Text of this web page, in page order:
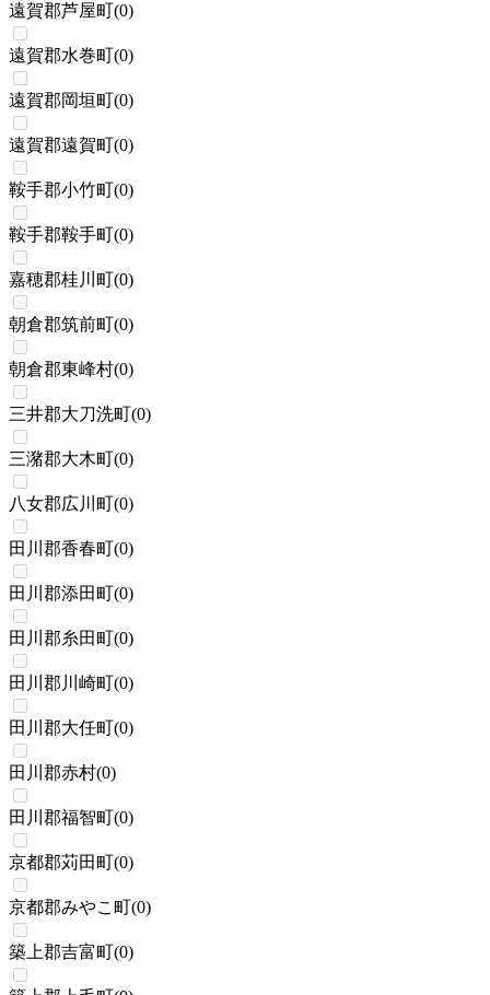
遠賀郡芦屋町(0)
遠賀郡水巻町(0)
遠賀郡岡垣町(0)
遠賀郡遠賀町(0)
鞍手郡小竹町(0)
鞍手郡鞍手町(0)
嘉穂郡桂川町(0)
朝倉郡筑前町(0)
朝倉郡東峰村(0)
三井郡大刀洗町(0)
三潴郡大木町(0)
八女郡広川町(0)
田川郡香春町(0)
田川郡添田町(0)
田川郡糸田町(0)
田川郡川崎町(0)
田川郡大任町(0)
田川郡赤村(0)
田川郡福智町(0)
京都郡苅田町(0)
京都郡みやこ町(0)
築上郡吉富町(0)